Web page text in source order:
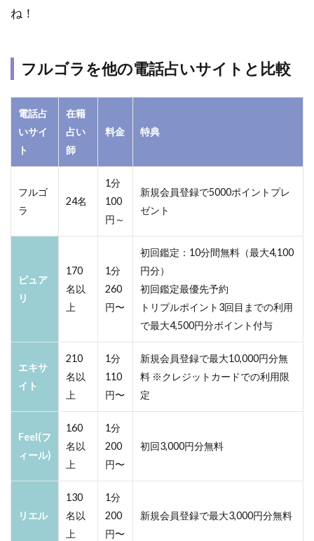
ね！
フルゴラを他の電話占いサイトと比較
電話占
いサイ
ト
在籍
占い
師
料金 特典
フルゴ
ラ
24名
1分
100
円～
新規会員登録で5000ポイントプレ
ゼント
ピュア
リ
170
名以
上
1分
260
円〜
初回鑑定：10分間無料（最大4,100
円分）
初回鑑定最優先予約
トリプルポイント3回目までの利用
で最大4,500円分ポイント付与
エキサ
イト
210
名以
上
1分
110
円〜
新規会員登録で最大10,000円分無
料 ※クレジットカードでの利用限
定
Feel(フ
ィール)
160
名以
上
1分
200
円〜
初回3,000円分無料
リエル
130
名以
上
1分
200
円〜
新規会員登録で最大3,000円分無料